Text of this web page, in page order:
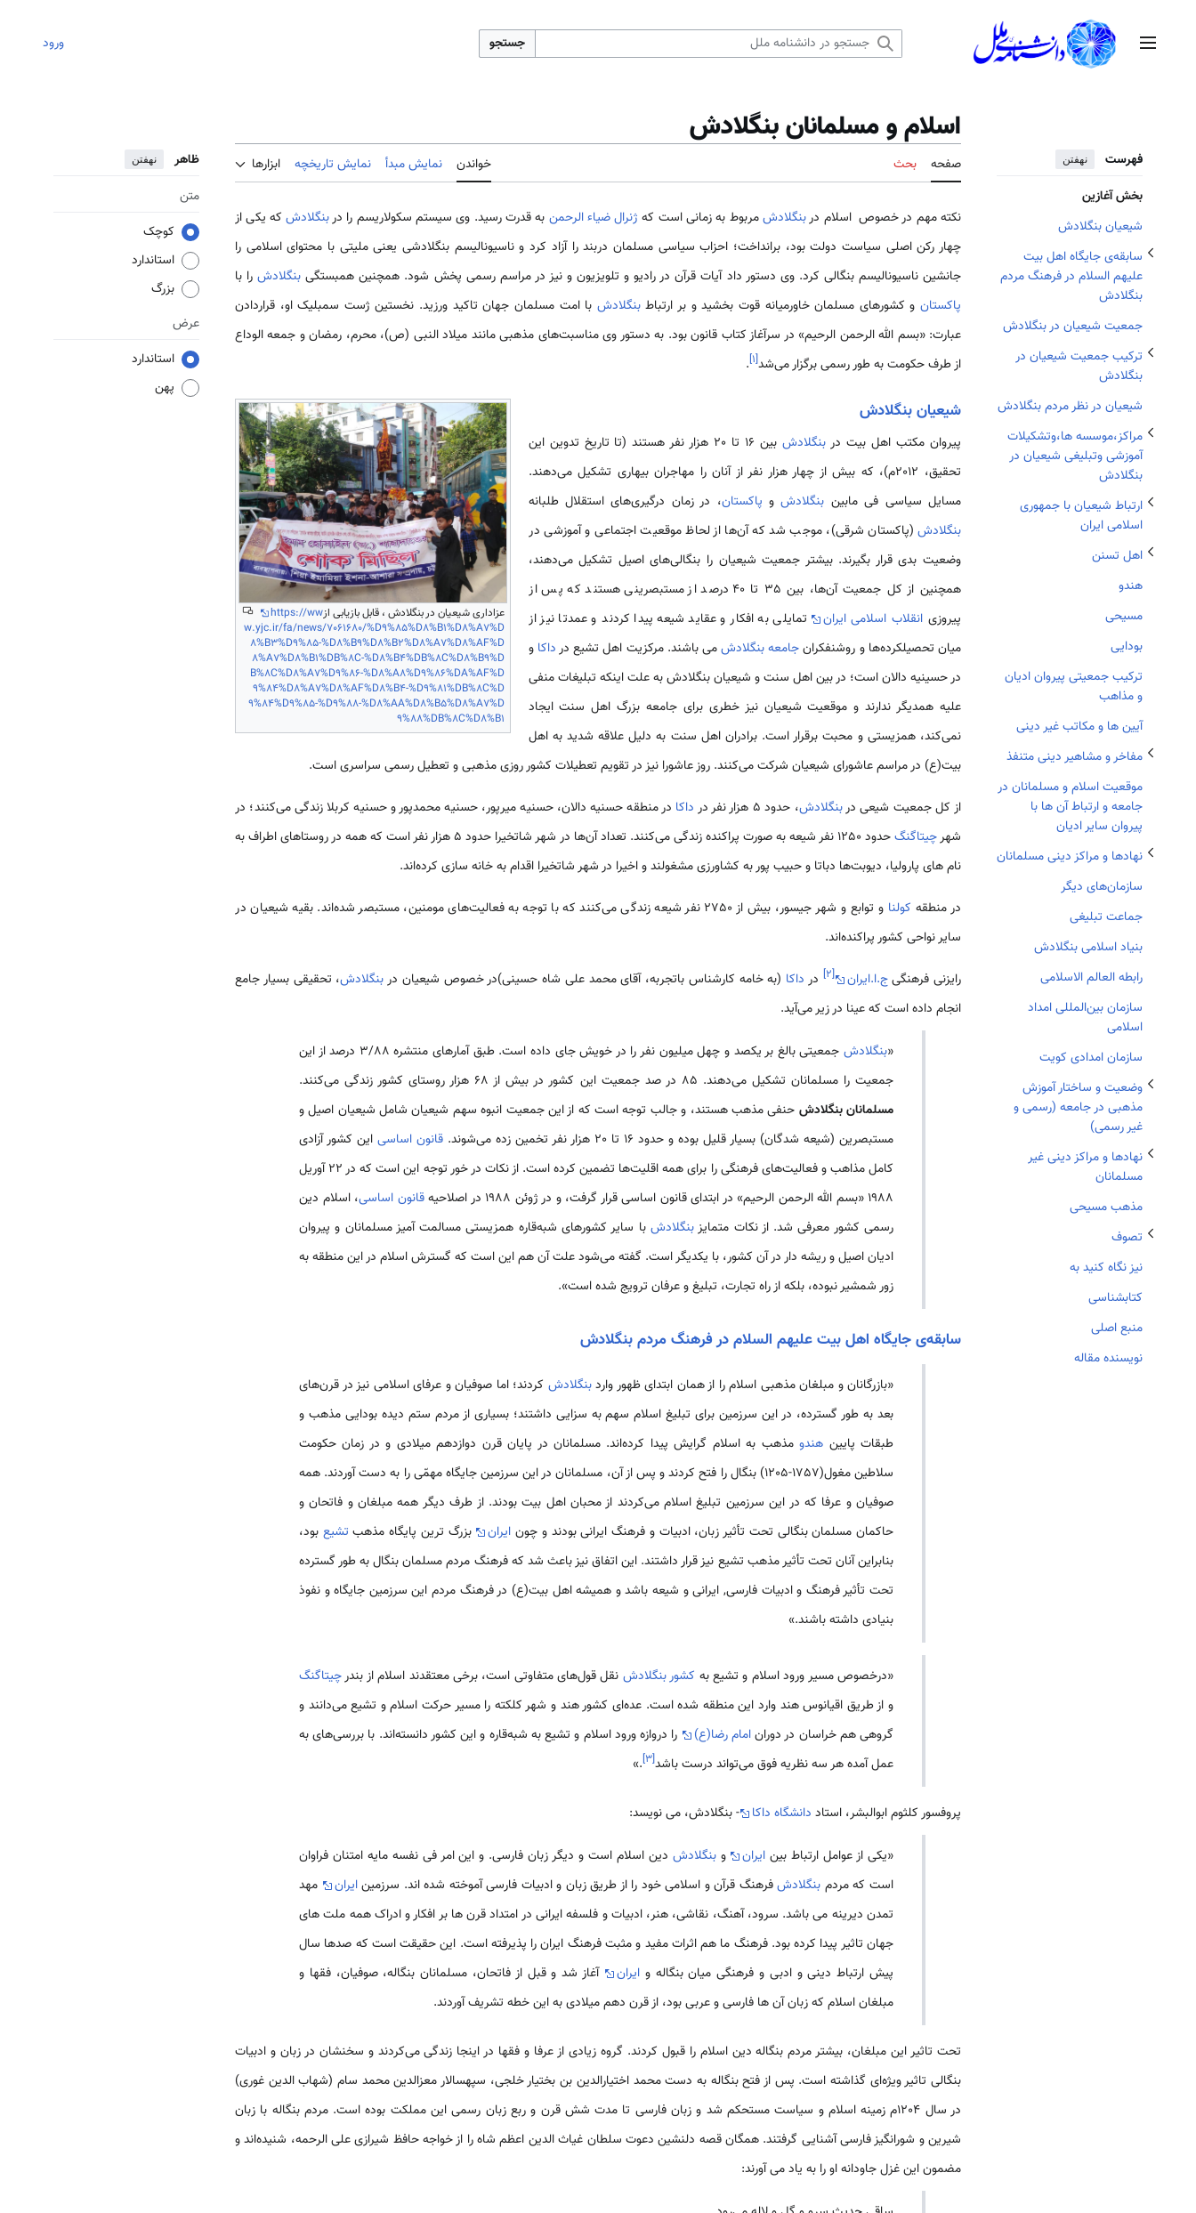
منوی اصلی جستجو ورود
فهرست نهفتن
بخش آغازین
شیعیان بنگلادش
سابقه‌ی جایگاه اهل بیت
علیهم السلام در فرهنگ مردم
بنگلادش
تغییر وضعیت زیربخش‌های سابقه‌ی جایگاه اهل بیت علیهم السلام در فرهنگ مردم بنگلادش
جمعیت شیعیان در بنگلادش
ترکیب جمعیت شیعیان در
بنگلادش
تغییر وضعیت زیربخش‌های ترکیب جمعیت شیعیان در بنگلادش
شیعیان در نظر مردم بنگلادش
مراکز،موسسه ها،وتشکیلات
آموزشی وتبلیغی شیعیان در
بنگلادش
تغییر وضعیت زیربخش‌های مراکز،موسسه ها،وتشکیلات آموزشی وتبلیغی شیعیان در بنگلادش
ارتباط شیعیان با جمهوری
اسلامی ایران
تغییر وضعیت زیربخش‌های ارتباط شیعیان با جمهوری اسلامی ایران
اهل تسنن
تغییر وضعیت زیربخش‌های اهل تسنن
هندو
مسیحی
بودایی
ترکیب جمعیتی پیروان ادیان
و مذاهب
آیین ها و مکاتب غیر دینی
مفاخر و مشاهیر دینی متنفذ
تغییر وضعیت زیربخش‌های مفاخر و مشاهیر دینی متنفذ
موقعیت اسلام و مسلمانان در
جامعه و ارتباط آن ها با
پیروان سایر ادیان
نهادها و مراکز دینی مسلمانان
تغییر وضعیت زیربخش‌های نهادها و مراکز دینی مسلمانان
سازمان‌های دیگر
جماعت تبلیغی
بنیاد اسلامی بنگلادش
رابطه العالم الاسلامی
سازمان بین‌المللی امداد
اسلامی
سازمان امدادی کویت
وضعیت و ساختار آموزش
مذهبی در جامعه (رسمی و
غیر رسمی)
تغییر وضعیت زیربخش‌های وضعیت و ساختار آموزش مذهبی در جامعه (رسمی و غیر رسمی)
نهاد‌ها و مراکز دینی غیر
مسلمانان
تغییر وضعیت زیربخش‌های نهاد‌ها و مراکز دینی غیر مسلمانان
مذهب مسیحی
تصوف
تغییر وضعیت زیربخش‌های تصوف
نیز نگاه کنید به
کتابشناسی
منبع اصلی
نویسنده مقاله
اسلام و مسلمانان بنگلادش
صفحه بحث خواندن نمایش مبدأ نمایش تاریخچه ابزارها ظاهر نهفتن
متن
کوچک
استاندارد
بزرگ
عرض
استاندارد
پهن
نکته مهم در خصوص اسلام دربنگلادشمربوط به زمانی است که ژنرال ضیاء الرحمن به قدرت رسید. وی سیستم سکولاریسم را دربنگلادش که یکی از
چهار رکن اصلی سیاست دولت بود، برانداخت؛ احزاب سیاسی مسلمان دربند را آزاد کرد و ناسیونالیسم بنگلادشی یعنی ملیتی با محتوای اسلامی را
جانشین ناسیونالیسم بنگالی کرد. وی دستور داد آیات قرآن در رادیو و تلویزیون و نیز در مراسم رسمی پخش شود. همچنین همبستگی بنگلادشرا با
پاکستانو کشورهای مسلمان خاورمیانه قوت بخشید و بر ارتباطبنگلادش با امت مسلمان جهان تاکید ورزید. نخستین ژست سمبلیک او، قراردادن
عبارت: «بسم الله الرحمن الرحیم» در سرآغاز کتاب قانون بود. به دستور وی مناسبت‌های مذهبی مانند میلاد النبی (ص)، محرم، رمضان و جمعه الوداع
از طرف حکومت به طور رسمی برگزار می‌شد[۱]
.
عزاداری شیعیان در بنگلادش ، قابل بازیابی ازhttps://ww
w.yjc.ir/fa/news/7061680/%D9%85%D8%B1%D8%A7%D
8%B3%D9%85-%D8%B9%D8%B2%D8%A7%D8%AF%D
8%A7%D8%B1%DB%8C-%D8%B4%DB%8C%D8%B9%D
B%8C%D8%A7%D9%86-%D8%A8%D9%86%DA%AF%D
9%84%D8%A7%D8%AF%D8%B4-%D9%81%DB%8C%D
9%84%D9%85-%D9%88-%D8%AA%D8%B5%D8%A7%D
9%88%DB%8C%D8%B1
شیعیان بنگلادش
پیروان مکتب اهل بیت در بنگلادش
بین 16 تا 20 هزار نفر هستند (تا تاریخ تدوین این
تحقیق، 2012م)، که بیش از چهار هزار نفر از آنان را مهاجران بیهاری تشکیل می‌دهند.
مسایل سیاسی فی مابین بنگلادشو پاکستان، در زمان درگیری‌های استقلال طلبانه
بنگلادش (پاکستان شرقی)، موجب شد که آن‌ها از لحاظ موقعیت اجتماعی و آموزشی در
وضعیت بدی قرار بگیرند. بیشتر جمعیت شیعیان را بنگالی‌های اصیل تشکیل می‌دهند،
همچنین از کل جمعیت آن‌ها، بین 35 تا 40 درصد از مستبصرینی هستند که پس از
پیروزی انقلاب اسلامی ایران
تمایلی به افکار و عقاید شیعه پیدا کردند و عمدتا نیز از
میان تحصیلکرده‌ها و روشنفکرانجامعه بنگلادشمی باشند. مرکزیت اهل تشیع درداکا و
در حسینیه دالان است؛ در بین اهل سنت و شیعیان بنگلادش به علت اینکه تبلیغات منفی
علیه همدیگر ندارند و موقعیت شیعیان نیز خطری برای جامعه بزرگ اهل سنت ایجاد
نمی‌کند، همزیستی و محبت برقرار است. برادران اهل سنت به دلیل علاقه شدید به اهل
بیت(ع) در مراسم عاشورای شیعیان شرکت می‌کنند. روز عاشورا نیز در تقویم تعطیلات کشور روزی مذهبی و تعطیل رسمی سراسری است.
از کل جمعیت شیعی دربنگلادش، حدود 5 هزار نفر در داکا در منطقه حسنیه دالان، حسنیه میرپور، حسنیه محمدپور و حسنیه کربلا زندگی می‌کنند؛ در
شهرچیتاگنگ
حدود 1250 نفر شیعه به صورت پراکنده زندگی می‌کنند. تعداد آن‌ها در شهر شاتخیرا حدود 5 هزار نفر است که همه در روستاهای اطراف به
نام های پارولیا، دیوبت‌ها دباتا و حبیب پور به کشاورزی مشغولند و اخیرا در شهر شاتخیرا اقدام به خانه سازی کرده‌اند.
در منطقه کولنا
و توابع و شهر جیسور، بیش از 2750 نفر شیعه زندگی می‌کنند که با توجه به فعالیت‌های مومنین، مستبصر شده‌اند. بقیه شیعیان در
سایر نواحی کشور پراکنده‌اند.
رایزنی فرهنگیج.ا.ایران [۲] در داکا (به خامه کارشناس باتجربه، آقای محمد علی شاه حسینی)در خصوص شیعیان دربنگلادش، تحقیقی بسیار جامع
انجام داده‌ است که عینا در زیر می‌آید.
«بنگلادش
جمعیتی بالغ بر یکصد و چهل میلیون نفر را در خویش‌ جای داده است. طبق آمارهای منتشره 3/88 درصد از این
جمعیت را مسلمانان تشکیل می‌دهند. 85 در صد جمعیت این کشور در بیش از 68 هزار روستای کشور زندگی می‌کنند.
مسلمانان بنگلادش حنفی مذهب هستند، و جالب توجه است که از این جمعیت انبوه سهم شیعیان شامل شیعیان اصیل و
مستبصرین (شیعه شدگان) بسیار قلیل بوده و حدود 16 تا 20 هزار نفر تخمین زده می‌شوند.
قانون اساسی این کشور آزادی
کامل مذاهب و فعالیت‌های فرهنگی را برای همه اقلیت‌ها تضمین کرده است. از نکات در خور توجه این است که در 22 آوریل
1988 «بسم الله الرحمن الرحیم» در ابتدای قانون اساسی قرار گرفت، و در ژوئن 1988 در اصلاحیه
قانون اساسی، اسلام دین
رسمی کشور معرفی شد. از نکات متمایزبنگلادش با سایر کشورهای شبه‌قاره همزیستی مسالمت آمیز مسلمانان و پیروان
ادیان اصیل و ریشه دار در آن کشور، با یکدیگر است. گفته می‌شود علت آن هم این است که گسترش اسلام در این منطقه به
زور شمشیر نبوده، بلکه از راه تجارت، تبلیغ و عرفان ترویج شده است».
سابقه‌ی جایگاه اهل بیت علیهم السلام در فرهنگ مردم بنگلادش
«بازرگانان و مبلغان مذهبی اسلام را از همان ابتدای ظهور واردبنگلادش کردند؛ اما صوفیان و عرفای اسلامی نیز در قرن‌های
بعد به طور گسترده، در این سرزمین برای تبلیغ اسلام سهم به سزایی داشتند؛ بسیاری از مردم ستم دیده بودایی مذهب و
طبقات پایین هندومذهب به اسلام گرایش پیدا کرده‌اند. مسلمانان در پایان قرن دوازدهم میلادی و در زمان حکومت
سلاطین مغول(1757-1205) بنگال را فتح کردند و پس از آن، مسلمانان در این سرزمین جایگاه مهمّی را به دست آوردند. همه
صوفیان و عرفا که در این سرزمین تبلیغ اسلام می‌کردند از محبان اهل بیت بودند. از طرف دیگر همه مبلغان و فاتحان و
حاکمان مسلمان بنگالی تحت تأثیر زبان، ادبیات و فرهنگ ایرانی بودند و چون ایران بزرگ ترین پایگاه مذهب تشیع بود،
بنابراین آنان تحت تأثیر مذهب تشیع نیز قرار داشتند. این اتفاق نیز باعث شد که فرهنگ مردم مسلمان بنگال به طور گسترده
تحت تأثیر فرهنگ و ادبیات فارسی, ایرانی و شیعه باشد و همیشه اهل بیت(ع) در فرهنگ مردم این سرزمین جایگاه و نفوذ
بنیادی داشته باشند.»
«درخصوص مسیر ورود اسلام و تشیع به کشور بنگلادش نقل قول‌های متفاوتی است، برخی معتقدند اسلام از بندرچیتاگنگ
و از طریق اقیانوس هند وارد این منطقه شده است. عده‌ای کشور هند و شهر کلکته را مسیر حرکت اسلام و تشیع می‌دانند و
گروهی هم خراسان در دورانامام رضا(ع)
را دروازه ورود اسلام و تشیع به شبه‌قاره و این کشور دانسته‌اند. با بررسی‌های به
عمل آمده هر سه نظریه فوق می‌تواند درست باشد[۳]
.»
پروفسور کلثوم ابوالبشر، استاد دانشگاه داکا - بنگلادش، می نویسد:
«یکى از عوامل ارتباط بین ایران وبنگلادش دین اسلام است و دیگر زبان فارسى. و این امر فى نفسه مایه امتنان فراوان
است که مردم بنگلادشفرهنگ قرآن و اسلامى خود را از طریق زبان و ادبیات فارسى آموخته شده اند. سرزمینایران
مهد
تمدن دیرینه می باشد. سرود، آهنگ، نقاشى، هنر، ادبیات و فلسفه ایرانى در امتداد قرن ها بر افکار و ادراک همه ملت هاى
جهان تاثیر پیدا کرده بود. فرهنگ ما هم اثرات مفید و مثبت فرهنگ ایران را پذیرفته است. این حقیقت است که صدها سال
پیش ارتباط دینى و ادبى و فرهنگى میان بنگاله وایران
آغاز شد و قبل از فاتحان، مسلمانان بنگاله، صوفیان، فقها و
مبلغان اسلام که زبان آن ها فارسى و عربى بود، از قرن دهم میلادى به این خطه تشریف آوردند.
تحت تاثیر این مبلغان، بیشتر مردم بنگاله دین اسلام را قبول کردند. گروه زیادى از عرفا و فقها در اینجا زندگى مى‌کردند و سخنشان در زبان و ادبیات
بنگالى تاثیر ویژه‌اى گذاشته است. پس از فتح بنگاله به دست محمد اختیارالدین بن بختیار خلجى، سپهسالار معزالدین محمد سام (شهاب الدین غورى)
در سال 1204م زمینه اسلام و سیاست مستحکم شد و زبان فارسى تا مدت شش قرن و ربع زبان رسمى این مملکت بوده است. مردم بنگاله با زبان
شیرین و شورانگیز فارسى آشنایى گرفتند. همگان قصه دلنشین دعوت سلطان غیاث الدین اعظم شاه را از خواجه حافظ شیرازى علی الرحمه، شنیده‌اند و
مضمون این غزل جاودانه او را به یاد مى آورند: